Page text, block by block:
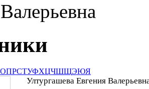
ОПРСТУФХЦЧШЩЭЮЯ
Ултургашева Евгения